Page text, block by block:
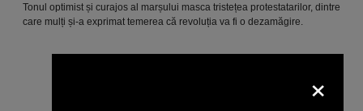
Tonul optimist și curajos al marșului masca tristețea protestatarilor, dintre
care mulți și-a exprimat temerea că revoluția va fi o dezamăgire.
×